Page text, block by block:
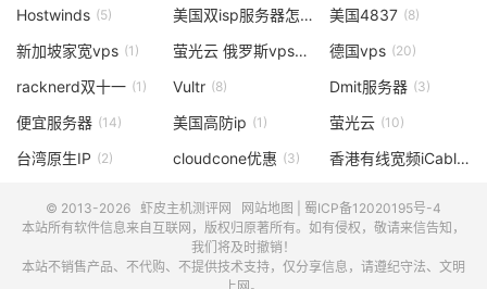
Hostwinds (5) 美国双isp服务器怎么样 (4)
美国4837 (8)
新加坡家宽vps (1) 萤光云 俄罗斯vps 德国vps (20)
racknerd双十一 (1) Vultr (8) Dmit服务器 (3)
便宜服务器 (14) 美国高防ip (1) 萤光云 (10)
台湾原生IP (2) cloudcone优惠 (3) 香港有线宽频iCable
© 2013-2026 虾皮主机测评网 网站地图
蜀ICP备12020195号-4
本站所有软件信息来自互联网，版权归原著所有。如有侵权，敬请来信告知，
我们将及时撤销！
本站不销售产品、不代购、不提供技术支持，仅分享信息，请遵纪守法、文明